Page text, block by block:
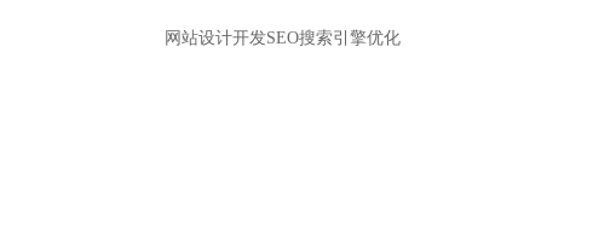
网站设计开发SEO搜索引擎优化